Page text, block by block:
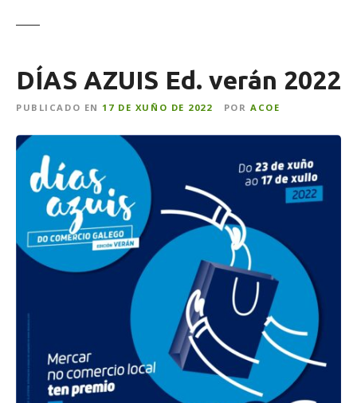
DÍAS AZUIS Ed. verán 2022
PUBLICADO EN 17 DE XUÑO DE 2022 POR ACOE